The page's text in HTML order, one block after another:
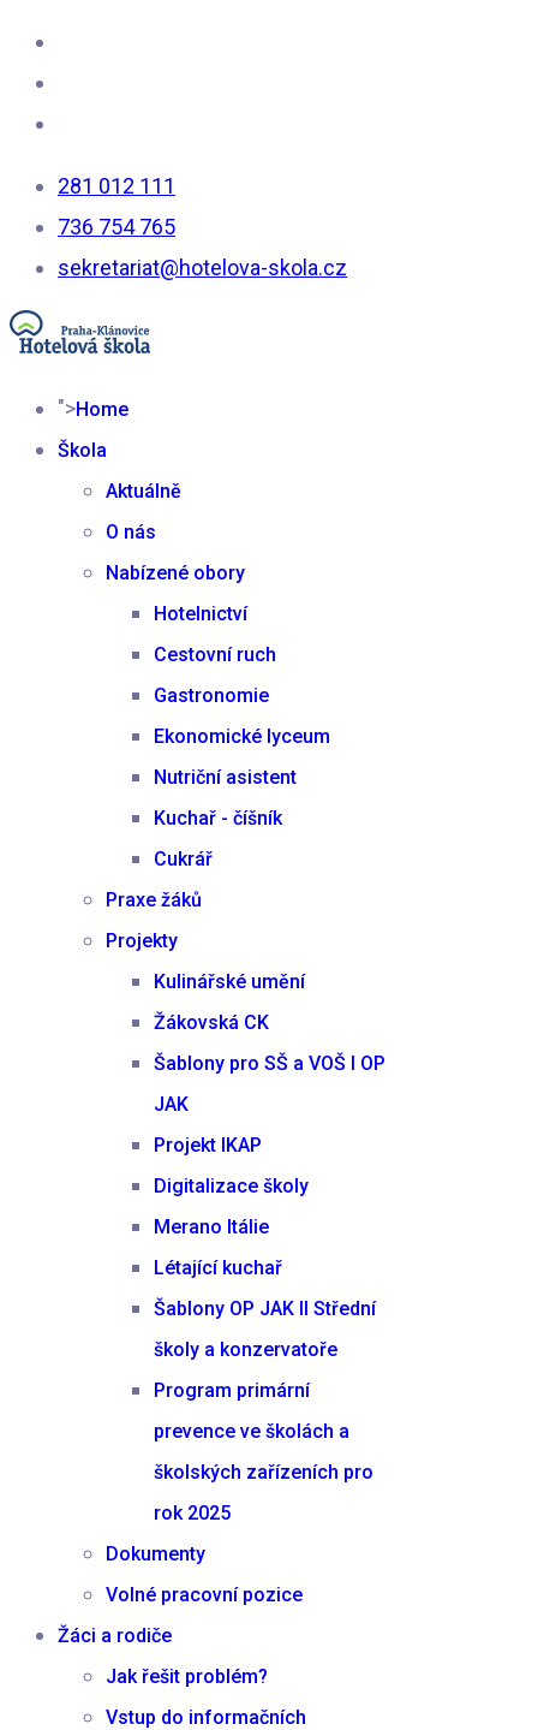
281 012 111
736 754 765
sekretariat@hotelova-skola.cz
">Home
Škola
Aktuálně
O nás
Nabízené obory
Hotelnictví
Cestovní ruch
Gastronomie
Ekonomické lyceum
Nutriční asistent
Kuchař - číšník
Cukrář
Praxe žáků
Projekty
Kulinářské umění
Žákovská CK
Šablony pro SŠ a VOŠ I OP
JAK
Projekt IKAP
Digitalizace školy
Merano Itálie
Létající kuchař
Šablony OP JAK II Střední
školy a konzervatoře
Program primární
prevence ve školách a
školských zařízeních pro
rok 2025
Dokumenty
Volné pracovní pozice
Žáci a rodiče
Jak řešit problém?
Vstup do informačních